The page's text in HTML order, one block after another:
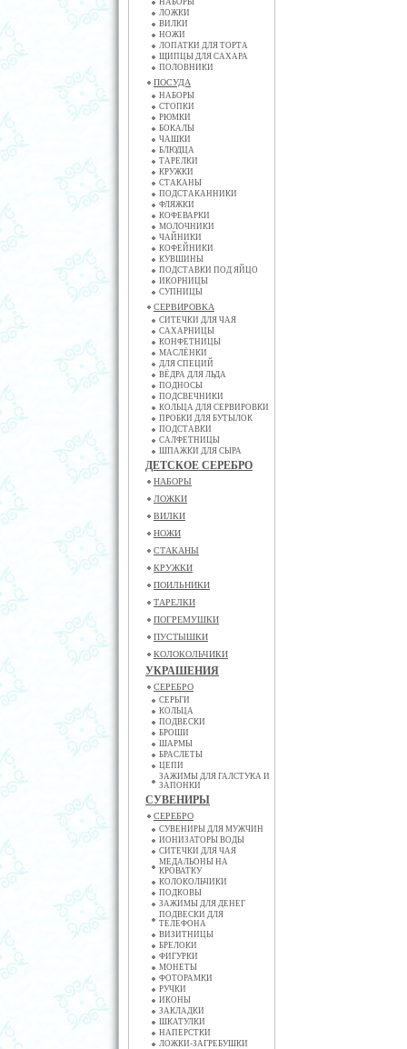
НАБОРЫ
ЛОЖКИ
ВИЛКИ
НОЖИ
ЛОПАТКИ ДЛЯ ТОРТА
ЩИПЦЫ ДЛЯ САХАРА
ПОЛОВНИКИ
ПОСУДА
НАБОРЫ
СТОПКИ
РЮМКИ
БОКАЛЫ
ЧАШКИ
БЛЮДЦА
ТАРЕЛКИ
КРУЖКИ
СТАКАНЫ
ПОДСТАКАННИКИ
ФЛЯЖКИ
КОФЕВАРКИ
МОЛОЧНИКИ
ЧАЙНИКИ
КОФЕЙНИКИ
КУВШИНЫ
ПОДСТАВКИ ПОД ЯЙЦО
ИКОРНИЦЫ
СУПНИЦЫ
СЕРВИРОВКА
СИТЕЧКИ ДЛЯ ЧАЯ
САХАРНИЦЫ
КОНФЕТНИЦЫ
МАСЛЁНКИ
ДЛЯ СПЕЦИЙ
ВЁДРА ДЛЯ ЛЬДА
ПОДНОСЫ
ПОДСВЕЧНИКИ
КОЛЬЦА ДЛЯ СЕРВИРОВКИ
ПРОБКИ ДЛЯ БУТЫЛОК
ПОДСТАВКИ
САЛФЕТНИЦЫ
ШПАЖКИ ДЛЯ СЫРА
ДЕТСКОЕ СЕРЕБРО
НАБОРЫ
ЛОЖКИ
ВИЛКИ
НОЖИ
СТАКАНЫ
КРУЖКИ
ПОИЛЬНИКИ
ТАРЕЛКИ
ПОГРЕМУШКИ
ПУСТЫШКИ
КОЛОКОЛЬЧИКИ
УКРАШЕНИЯ
СЕРЕБРО
СЕРЬГИ
КОЛЬЦА
ПОДВЕСКИ
БРОШИ
ШАРМЫ
БРАСЛЕТЫ
ЦЕПИ
ЗАЖИМЫ ДЛЯ ГАЛСТУКА И
ЗАПОНКИ
СУВЕНИРЫ
СЕРЕБРО
СУВЕНИРЫ ДЛЯ МУЖЧИН
ИОНИЗАТОРЫ ВОДЫ
СИТЕЧКИ ДЛЯ ЧАЯ
МЕДАЛЬОНЫ НА
КРОВАТКУ
КОЛОКОЛЬЧИКИ
ПОДКОВЫ
ЗАЖИМЫ ДЛЯ ДЕНЕГ
ПОДВЕСКИ ДЛЯ
ТЕЛЕФОНА
ВИЗИТНИЦЫ
БРЕЛОКИ
ФИГУРКИ
МОНЕТЫ
ФОТОРАМКИ
РУЧКИ
ИКОНЫ
ЗАКЛАДКИ
ШКАТУЛКИ
НАПЕРСТКИ
ЛОЖКИ-ЗАГРЕБУШКИ